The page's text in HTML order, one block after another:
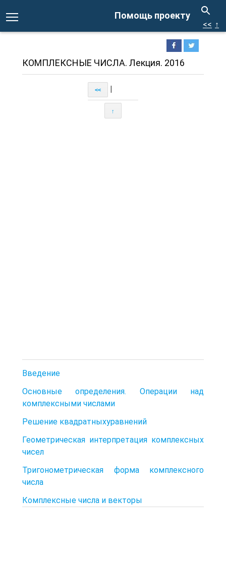
Помощь проекту
<< ↑
КОМПЛЕКСНЫЕ ЧИСЛА. Лекция. 2016
<<
↑
Введение
Основные определения. Операции над
комплексными числами
Решение квадратныхуравнений
Геометрическая интерпретация комплексных
чисел
Тригонометрическая форма комплексного
числа
Комплексные числа и векторы